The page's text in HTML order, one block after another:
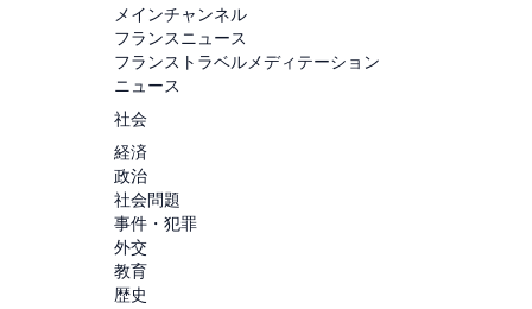
メインチャンネル
フランスニュース
フランストラベルメディテーション
ニュース
社会
経済
政治
社会問題
事件・犯罪
外交
教育
歴史